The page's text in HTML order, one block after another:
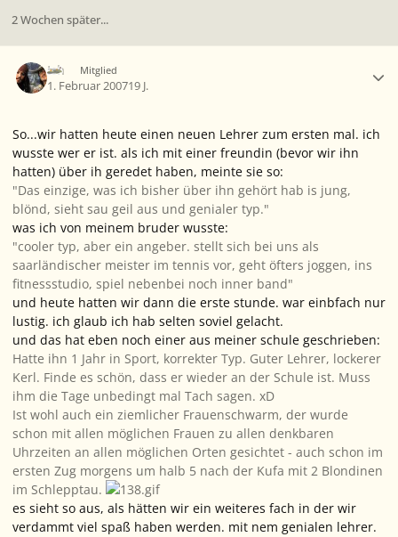
2 Wochen später...
Ich Mitglied
1. Februar 200719 J.
So...wir hatten heute einen neuen Lehrer zum ersten mal. ich
wusste wer er ist. als ich mit einer freundin (bevor wir ihn
hatten) über ih geredet haben, meinte sie so:
"Das einzige, was ich bisher über ihn gehört hab is jung,
blönd, sieht sau geil aus und genialer typ."
was ich von meinem bruder wusste:
"cooler typ, aber ein angeber. stellt sich bei uns als
saarländischer meister im tennis vor, geht öfters joggen, ins
fitnessstudio, spiel nebenbei noch inner band"
und heute hatten wir dann die erste stunde. war einbfach nur
lustig. ich glaub ich hab selten soviel gelacht.
und das hat eben noch einer aus meiner schule geschrieben:
Hatte ihn 1 Jahr in Sport, korrekter Typ. Guter Lehrer, lockerer
Kerl. Finde es schön, dass er wieder an der Schule ist. Muss
ihm die Tage unbedingt mal Tach sagen. xD
Ist wohl auch ein ziemlicher Frauenschwarm, der wurde
schon mit allen möglichen Frauen zu allen denkbaren
Uhrzeiten an allen möglichen Orten gesichtet - auch schon im
ersten Zug morgens um halb 5 nach der Kufa mit 2 Blondinen
im Schlepptau.
es sieht so aus, als hätten wir ein weiteres fach in der wir
verdammt viel spaß haben werden. mit nem genialen lehrer.